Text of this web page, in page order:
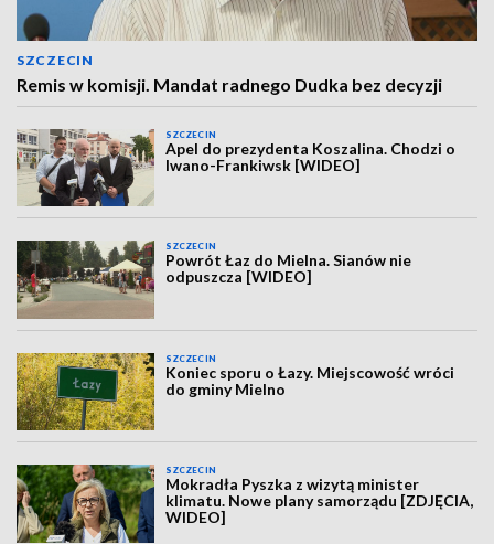
SZCZECIN
Remis w komisji. Mandat radnego Dudka bez decyzji
SZCZECIN
Apel do prezydenta Koszalina. Chodzi o
Iwano-Frankiwsk [WIDEO]
SZCZECIN
Powrót Łaz do Mielna. Sianów nie
odpuszcza [WIDEO]
SZCZECIN
Koniec sporu o Łazy. Miejscowość wróci
do gminy Mielno
SZCZECIN
Mokradła Pyszka z wizytą minister
klimatu. Nowe plany samorządu [ZDJĘCIA,
WIDEO]